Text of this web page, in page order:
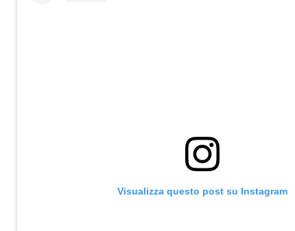
Visualizza questo post su Instagram